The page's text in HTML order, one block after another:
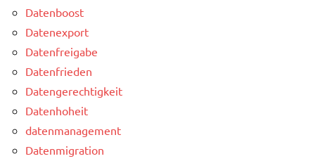
Datenboost
Datenexport
Datenfreigabe
Datenfrieden
Datengerechtigkeit
Datenhoheit
datenmanagement
Datenmigration